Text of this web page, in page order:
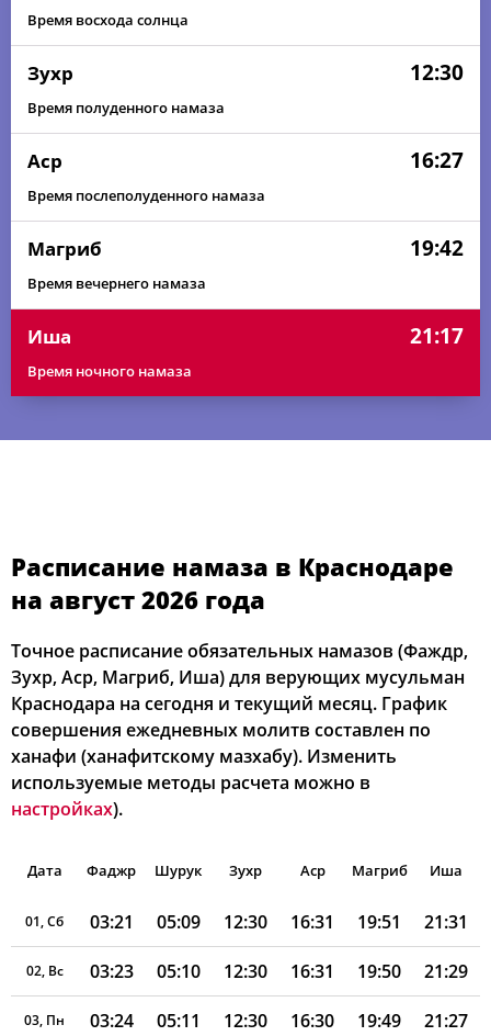
Время восхода солнца
Зухр 12:30
Время полуденного намаза
Аср 16:27
Время послеполуденного намаза
Магриб 19:42
Время вечернего намаза
Иша 21:17
Время ночного намаза
Расписание намаза в Краснодаре
на август 2026 года
Точное расписание обязательных намазов (Фаждр,
Зухр, Аср, Магриб, Иша) для верующих мусульман
Краснодара на сегодня и текущий месяц. График
совершения ежедневных молитв составлен по
ханафи (ханафитскому мазхабу). Изменить
используемые методы расчета можно в
настройках).
Дата Фаджр Шурук Зухр Аср Магриб Иша
01, Сб 03:21 05:09 12:30 16:31 19:51 21:31
02, Вс 03:23 05:10 12:30 16:31 19:50 21:29
03, Пн 03:24 05:11 12:30 16:30 19:49 21:27